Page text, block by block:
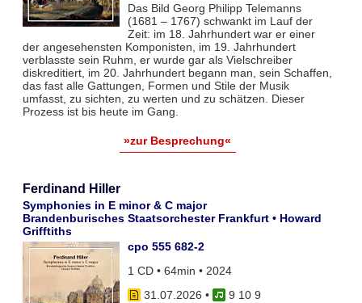
Das Bild Georg Philipp Telemanns
(1681 – 1767) schwankt im Lauf der
Zeit: im 18. Jahrhundert war er einer
der angesehensten Komponisten, im 19. Jahrhundert
verblasste sein Ruhm, er wurde gar als Vielschreiber
diskreditiert, im 20. Jahrhundert begann man, sein Schaffen,
das fast alle Gattungen, Formen und Stile der Musik
umfasst, zu sichten, zu werten und zu schätzen. Dieser
Prozess ist bis heute im Gang.
»zur Besprechung«
Ferdinand Hiller
Symphonies in E minor & C major
Brandenburisches Staatsorchester Frankfurt • Howard
Grifftiths
cpo 555 682-2
1 CD • 64min • 2024
31.07.2026 •
9 10 9